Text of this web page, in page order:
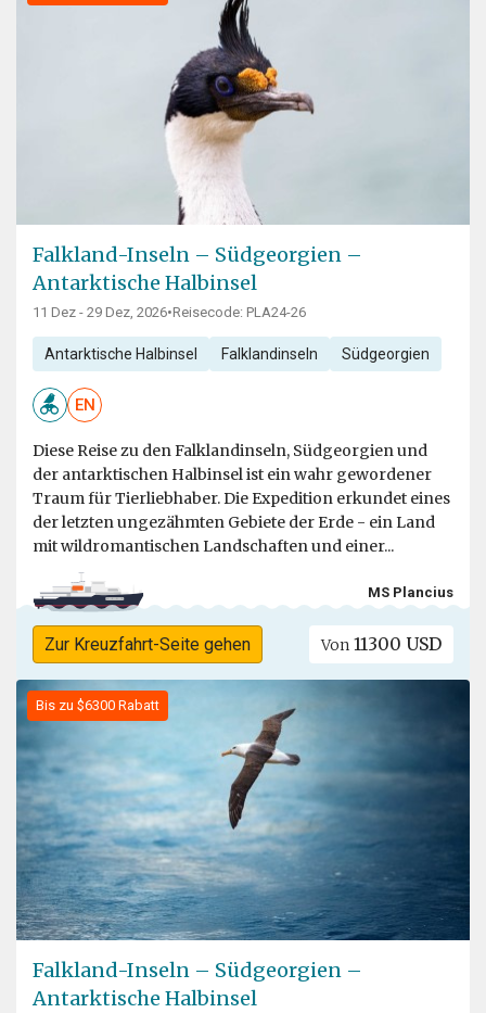
Falkland-Inseln – Südgeorgien –
Antarktische Halbinsel
11 Dez - 29 Dez, 2026•Reisecode: PLA24-26
Antarktische Halbinsel Falklandinseln Südgeorgien
EN
Diese Reise zu den Falklandinseln, Südgeorgien und
der antarktischen Halbinsel ist ein wahr gewordener
Traum für Tierliebhaber. Die Expedition erkundet eines
der letzten ungezähmten Gebiete der Erde - ein Land
mit wildromantischen Landschaften und einer...
MS Plancius
Zur Kreuzfahrt-Seite gehen Von 11300 USD
Bis zu $6300 Rabatt
Falkland-Inseln – Südgeorgien –
Antarktische Halbinsel